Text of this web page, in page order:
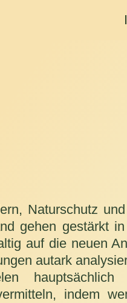
Naturschutz
gehen gestärkt
auf die neuen
autark
indem